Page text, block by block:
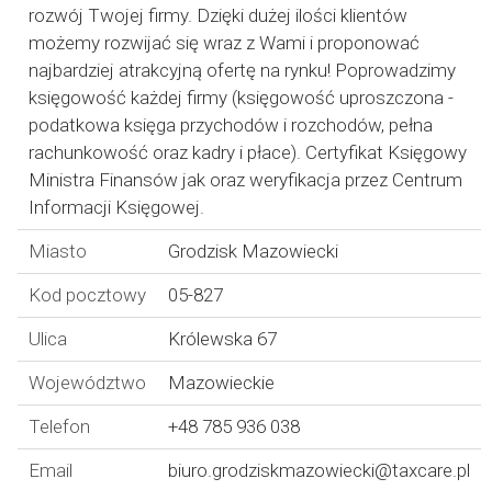
rozwój Twojej firmy. Dzięki dużej ilości klientów
możemy rozwijać się wraz z Wami i proponować
najbardziej atrakcyjną ofertę na rynku! Poprowadzimy
księgowość każdej firmy (księgowość uproszczona -
podatkowa księga przychodów i rozchodów, pełna
rachunkowość oraz kadry i płace). Certyfikat Księgowy
Ministra Finansów jak oraz weryfikacja przez Centrum
Informacji Księgowej.
Miasto
Grodzisk Mazowiecki
Kod pocztowy
05-827
Ulica
Królewska 67
Województwo
Mazowieckie
Telefon
+48 785 936 038
Email
biuro.grodziskmazowiecki@taxcare.pl